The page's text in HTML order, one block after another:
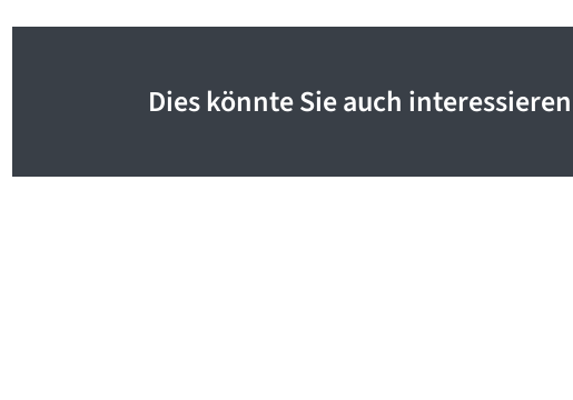
Dies könnte Sie auch interessieren